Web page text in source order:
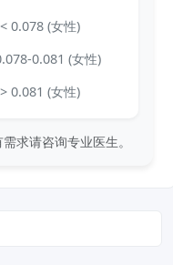
0.078 (女性)
0.081 (女性)
0.081 (女性)
求请咨询专业医生。